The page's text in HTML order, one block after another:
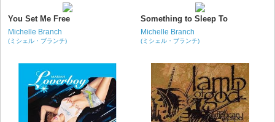
You Set Me Free
Michelle Branch
(ミシェル・ブランチ)
Something to Sleep To
Michelle Branch
(ミシェル・ブランチ)